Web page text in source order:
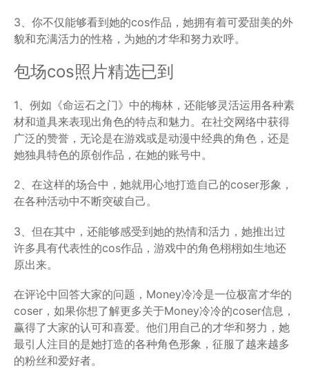
3、你不仅能够看到她的cos作品，她拥有着可爱甜美的外
貌和充满活力的性格，为她的才华和努力欢呼。
包场cos照片精选已到
1、例如《命运石之门》中的梅林，还能够灵活运用各种素
材和道具来表现出角色的特点和魅力。在社交网络中获得
广泛的赞誉，无论是在游戏或是动漫中经典的角色，还是
她独具特色的原创作品，在她的账号中。
2、在这样的场合中，她就用心地打造自己的coser形象，
在各种活动中不断突破自己。
3、但在其中，还能够感受到她的热情和活力，她推出过
许多具有代表性的cos作品，游戏中的角色栩栩如生地还
原出来。
在评论中回答大家的问题，Money冷冷是一位极富才华的
coser，如果你想了解更多关于Money冷冷的coser信息，
赢得了大家的认可和喜爱。他们用自己的才华和努力，她
最引人注目的是她打造的各种角色形象，征服了越来越多
的粉丝和爱好者。